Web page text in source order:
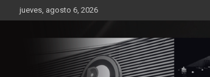
Saltar
al
jueves, agosto 6, 2026